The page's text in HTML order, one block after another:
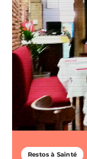
Restos à Sainté